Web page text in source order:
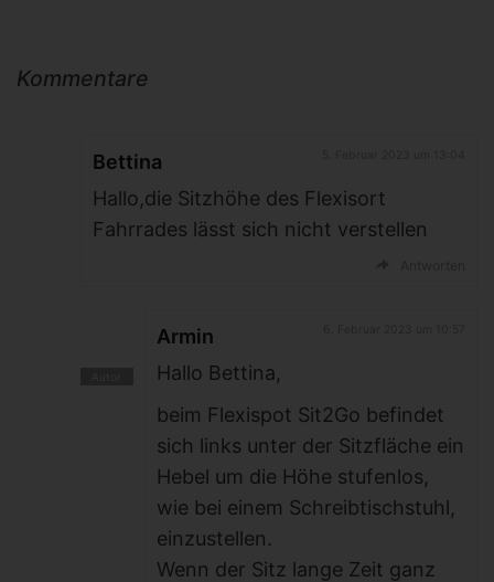
Kommentare
Bettina
Hallo,die Sitzhöhe des Flexisort
Fahrrades lässt sich nicht verstellen
Armin
Hallo Bettina,
beim Flexispot Sit2Go befindet
sich links unter der Sitzfläche ein
Hebel um die Höhe stufenlos,
wie bei einem Schreibtischstuhl,
einzustellen.
Wenn der Sitz lange Zeit ganz